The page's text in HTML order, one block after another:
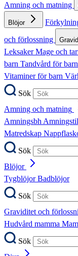
Amning och matning
Blöjor
och förlossning
LeksakerMage och
barn Tandvård för barn
Vitaminer för barn
Sök
Amning och matning
Amningsbh
Matredskap
Sök
Blöjor
TygblöjorBadblöjor
Sök
Graviditet och
Hudvård mamma
Sök